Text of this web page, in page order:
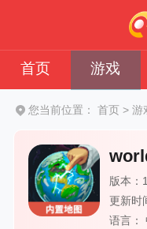
首页 游戏
您当前位置： 首页 > 游
版本
更新时
语言：